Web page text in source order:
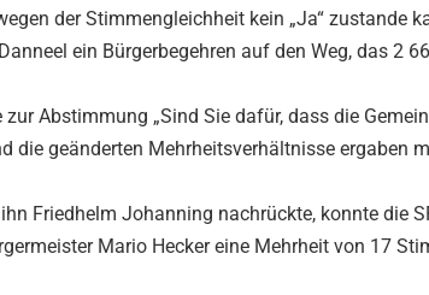
der Stimmengleichheit kein „Ja“ zustande
ein Bürgerbegehren auf den Weg, das 2
Abstimmung „Sind Sie dafür, dass die
die geänderten Mehrheitsverhältnisse ergaben
Friedhelm Johanning nachrückte, konnte die
Mario Hecker eine Mehrheit von 17